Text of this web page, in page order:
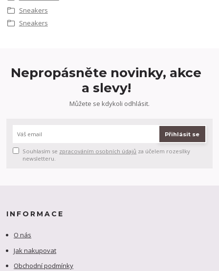
Sneakers
Sneakers
Nepropásněte novinky, akce
a slevy!
Můžete se kdykoli odhlásit.
Přihlásit se
Souhlasím se zpracováním osobních údajů za účelem rozesílky
newsletteru.
INFORMACE
O nás
Jak nakupovat
Obchodní podmínky